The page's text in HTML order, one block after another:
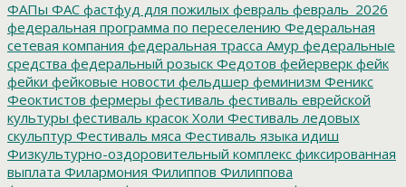
ФАПы ФАС фастфуд для пожилых февраль февраль_2026
федеральная программа по переселению Федеральная
сетевая компания федеральная трасса Амур федеральные
средства федеральный розыск Федотов фейерверк фейк
фейки фейковые новости фельдшер феминизм Феникс
Феоктистов фермеры фестиваль фестиваль еврейской
культуры фестиваль красок Холи Фестиваль ледовых
скульптур Фестиваль мяса Фестиваль языка идиш
Физкультурно-оздоровительный комплекс фиксированная
выплата Филармония Филиппов Филиппова